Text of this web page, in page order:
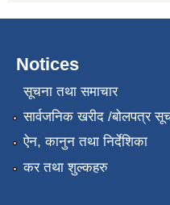
Notices
सूचना तथा समाचार
सार्वजनिक खरीद /बोलपत्र
ऐन, कानुन तथा निर्देशिका
कर तथा शुल्कहरु